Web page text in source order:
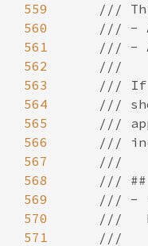
559
560
561
562
563
564
565
566
567
568
569
570
571